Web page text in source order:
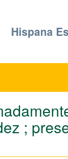
Hispana
;